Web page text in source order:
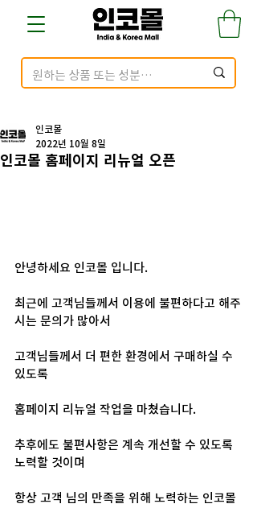
인코몰 홈페이지 리뉴얼 오픈
인코몰
2022년 10월 8일
안녕하세요 인코몰 입니다.
최근에 고객님들께서 이용에 불편하다고 해주
시는 문의가 많아서
고객님들께서 더 편한 환경에서 구매하실 수
있도록
홈페이지 리뉴얼 작업을 마쳤습니다.
추후에도 불편사항은 계속 개선할 수 있도록
노력할 것이며
항상 고객 님의 만족을 위해 노력하는 인코몰